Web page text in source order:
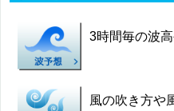
3時間毎の波
風の吹き方や